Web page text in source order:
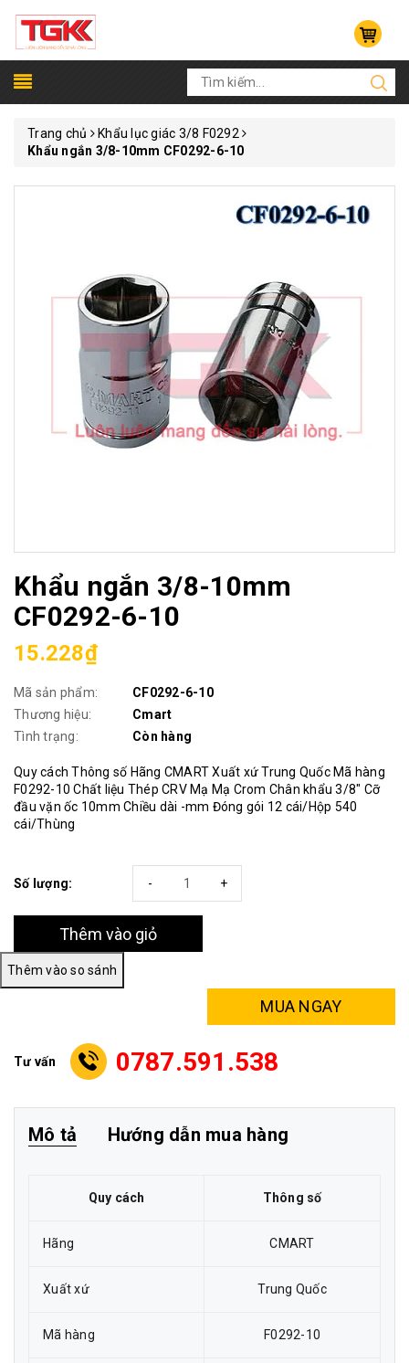
Trang chủ
Khẩu lục giác 3/8 F0292
Khẩu ngắn 3/8-10mm CF0292-6-10
Khẩu ngắn 3/8-10mm
CF0292-6-10
15.228₫
Mã sản phẩm:
CF0292-6-10
Thương hiệu:
Cmart
Tình trạng:
Còn hàng
Quy cách Thông số Hãng CMART Xuất xứ Trung Quốc Mã hàng
F0292-10 Chất liệu Thép CRV Mạ Mạ Crom Chân khẩu 3/8" Cỡ
đầu vặn ốc 10mm Chiều dài -mm Đóng gói 12 cái/Hộp 540
cái/Thùng
Số lượng: +
-
Thêm vào giỏ
MUA NGAY
Tư vấn 0787.591.538
Mô tả Hướng dẫn mua hàng
Quy cách Thông số
Hãng CMART
Xuất xứ Trung Quốc
Mã hàng F0292-10